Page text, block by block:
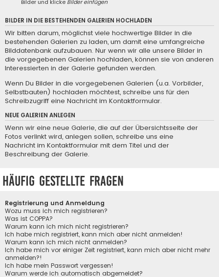
Bilder und klicke Bilder einfügen
BILDER IN DIE BESTEHENDEN GALERIEN HOCHLADEN
Wir bitten darum, möglichst viele hochwertige Bilder in die
bestehenden Galerien zu laden, um damit eine umfangreiche
Bilddatenbank aufzubauen. Nur wenn wir alle unsere Bilder in
die vorgegebenen Galerien hochladen, können sie von anderen
Interessierten in der Galerie gefunden werden.
Wenn Du Bilder in die vorgegebenen Galerien (u.a. Vorbilder,
Selbstbauten) hochladen möchtest, schreibe uns für den
Schreibzugriff eine Nachricht im Kontaktformular.
NEUE GALERIEN ANLEGEN
Wenn wir eine neue Galerie, die auf der Übersichtsseite der
Fotos verlinkt wird, anlegen sollen, schreibe uns eine
Nachricht im Kontaktformular mit dem Titel und der
Beschreibung der Galerie.
Häufig gestellte Fragen
Registrierung und Anmeldung
Wozu muss ich mich registrieren?
Was ist COPPA?
Warum kann ich mich nicht registrieren?
Ich habe mich registriert, kann mich aber nicht anmelden!
Warum kann ich mich nicht anmelden?
Ich habe mich vor einiger Zeit registriert, kann mich aber nicht mehr
anmelden?!
Ich habe mein Passwort vergessen!
Warum werde ich automatisch abgemeldet?